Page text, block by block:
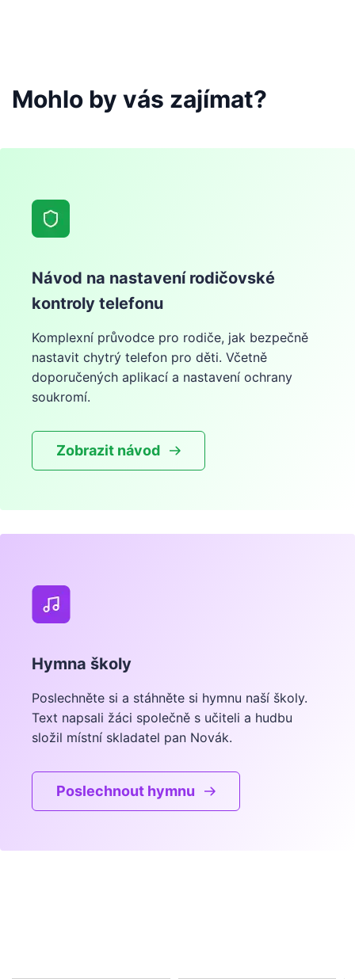
Mohlo by vás zajímat?
Návod na nastavení rodičovské
kontroly telefonu
Komplexní průvodce pro rodiče, jak bezpečně
nastavit chytrý telefon pro děti. Včetně
doporučených aplikací a nastavení ochrany
soukromí.
Zobrazit návod
Hymna školy
Poslechněte si a stáhněte si hymnu naší školy.
Text napsali žáci společně s učiteli a hudbu
složil místní skladatel pan Novák.
Poslechnout hymnu